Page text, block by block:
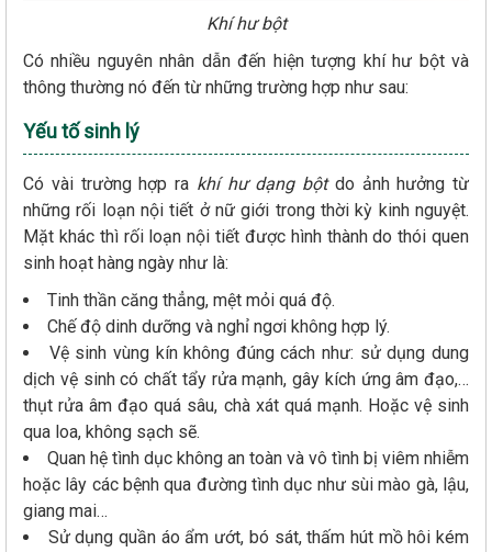
Khí hư bột
Có nhiều nguyên nhân dẫn đến hiện tượng khí hư bột và
thông thường nó đến từ những trường hợp như sau:
Yếu tố sinh lý
Có vài trường hợp ra khí hư dạng bột do ảnh hưởng từ
những rối loạn nội tiết ở nữ giới trong thời kỳ kinh nguyệt.
Mặt khác thì rối loạn nội tiết được hình thành do thói quen
sinh hoạt hàng ngày như là:
Tinh thần căng thẳng, mệt mỏi quá độ.
Chế độ dinh dưỡng và nghỉ ngơi không hợp lý.
Vệ sinh vùng kín không đúng cách như: sử dụng dung
dịch vệ sinh có chất tẩy rửa mạnh, gây kích ứng âm đạo,…
thụt rửa âm đạo quá sâu, chà xát quá mạnh. Hoặc vệ sinh
qua loa, không sạch sẽ.
Quan hệ tình dục không an toàn và vô tình bị viêm nhiễm
hoặc lây các bệnh qua đường tình dục như sùi mào gà, lậu,
giang mai…
Sử dụng quần áo ẩm ướt, bó sát, thấm hút mồ hôi kém